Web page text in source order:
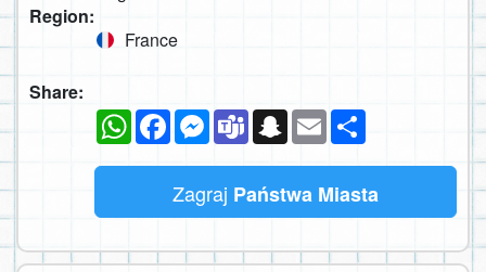
Region:
France
Share:
WhatsAppFacebookMessenger
TeamsSnapchat
Email
Zagraj Państwa Miasta